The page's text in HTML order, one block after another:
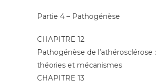
Partie 4 – Pathogénèse
CHAPITRE 12
Pathogénèse de l’athérosclérose :
théories et mécanismes
CHAPITRE 13